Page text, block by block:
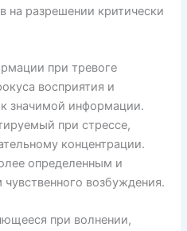
на разрешении критически
при тревоге
восприятия и
значимой информации.
при стрессе,
концентрации.
определенным и
возбуждения.
при волнении,